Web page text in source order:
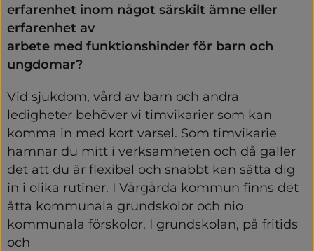
erfarenhet inom något särskilt ämne eller
erfarenhet av
arbete med funktionshinder för barn och
ungdomar?
Vid sjukdom, vård av barn och andra
ledigheter behöver vi timvikarier som kan
komma in med kort varsel. Som timvikarie
hamnar du mitt i verksamheten och då gäller
det att du är flexibel och snabbt kan sätta dig
in i olika rutiner. I Vårgårda kommun finns det
åtta kommunala grundskolor och nio
kommunala förskolor. I grundskolan, på fritids
och